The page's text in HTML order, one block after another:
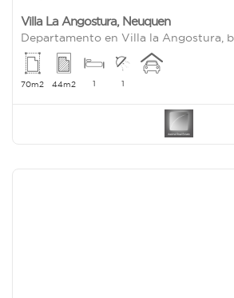
Villa La Angostura, Neuquen
Departamento en Villa la Angostura,
70m2 44m2 1 1